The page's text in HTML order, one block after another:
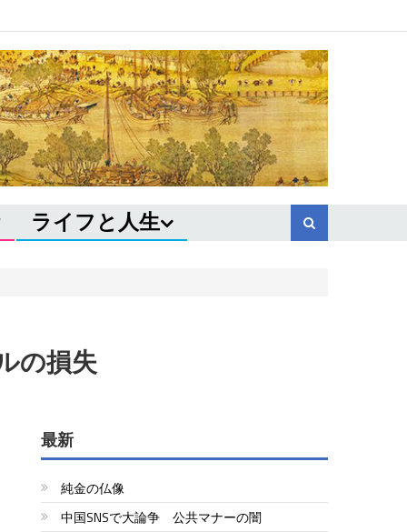
ライフと人生
の損失
最新
純金の仏像
中国SNSで大論争 公共マナーの闇